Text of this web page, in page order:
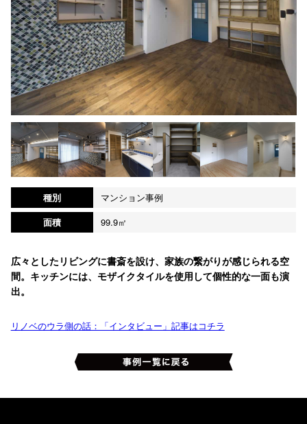
種別
マンション事例
面積
99.9㎡
広々としたリビングに書斎を設け、家族の繋がりが感じられる空
間。キッチンには、モザイクタイルを使用して個性的な一面も演
出。
リノベのウラ側の話：「インタビュー」記事はコチラ